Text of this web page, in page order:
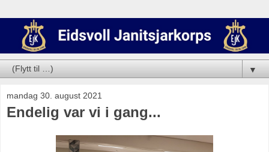
▼
mandag 30. august 2021
Endelig var vi i gang...